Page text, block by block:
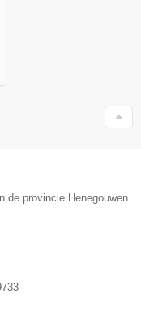
de provincie Henegouwen.